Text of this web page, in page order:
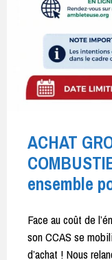
ACHAT
ensemble
Face au coût de
son CCAS se
d’achat ! Nous